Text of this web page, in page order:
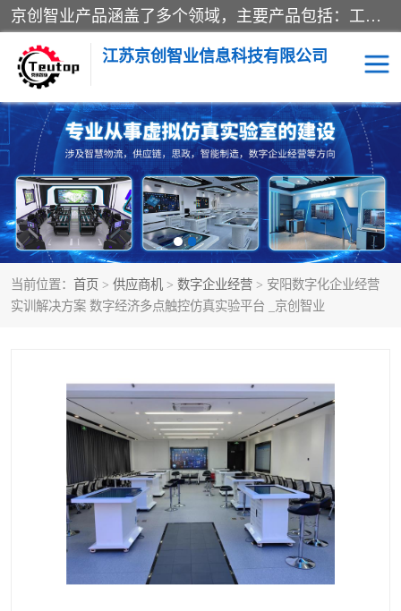
京创智业产品涵盖了多个领域，主要产品包括：工业4.0生产线解决方案，智慧物流综合实训室，教学设备与实验室建设，虚拟仿真实验室等。公司将秉持“创新、执着、诚信、共赢”的理念，以“将服务当作使命”为核心价值观，致力于为客户创造价值，与客户、合作伙伴和员工共同成长。
江苏京创智业信息科技有限公司
当前位置： 首页 > 供应商机 > 数字企业经营 > 安阳数字化企业经营
实训解决方案 数字经济多点触控仿真实验平台 _京创智业
VR物流实训 低碳供应链
生产系统仿真 冷链物流
供应链管理 思政
智慧零售实训 智能制造
工业工程实训室